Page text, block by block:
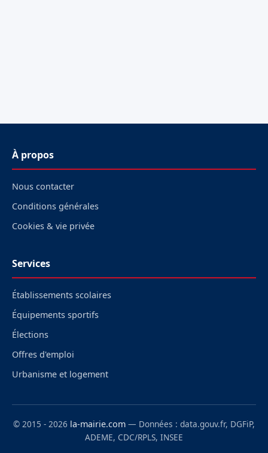
À propos
Nous contacter
Conditions générales
Cookies & vie privée
Services
Établissements scolaires
Équipements sportifs
Élections
Offres d'emploi
Urbanisme et logement
© 2015 - 2026 la-mairie.com — Données : data.gouv.fr, DGFiP,
ADEME, CDC/RPLS, INSEE